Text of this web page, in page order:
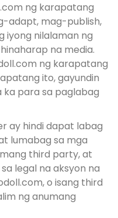
ng karapatang
adapt, mag-publish,
iyong nilalaman ng
na media.
ng karapatang
ito, gayundin
para sa paglabag
ay hindi dapat labag
lumabag sa mga
third party, at
legal na aksyon na
o isang third
ng anumang